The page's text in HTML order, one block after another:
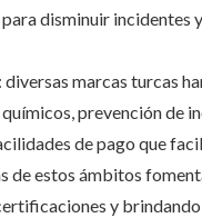
disminuir incidentes
: diversas marcas turcas
prevención de
de pago que
de estos ámbitos
y